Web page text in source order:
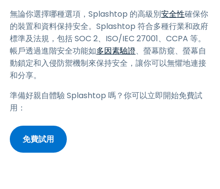
無論你選擇哪種選項，Splashtop 的高級別安全性確保你
的裝置和資料保持安全。Splashtop 符合多種行業和政府
標準及法規，包括 SOC 2、ISO/IEC 27001、CCPA 等。
帳戶透過進階安全功能如多因素驗證、螢幕防窺、螢幕自
動鎖定和入侵防禦機制來保持安全，讓你可以無懼地連接
和分享。
準備好親自體驗 Splashtop 嗎？你可以立即開始免費試
用：
免費試用